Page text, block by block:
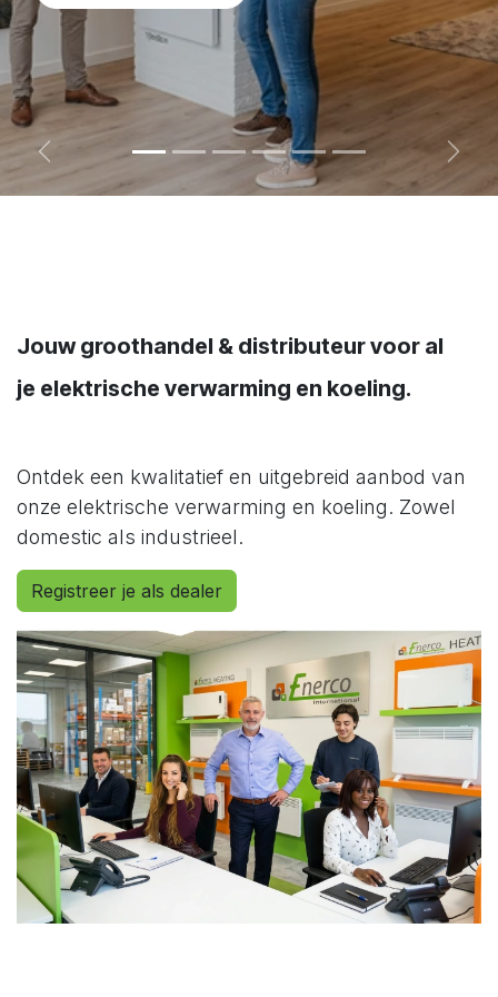
Vorige
Jouw groothandel & distributeur voor al
je elektrische verwarming en koeling.
Ontdek een kwalitatief en uitgebreid aanbod van
onze elektrische verwarming en koeling. Zowel
domestic als industrieel.
Registreer je als dealer